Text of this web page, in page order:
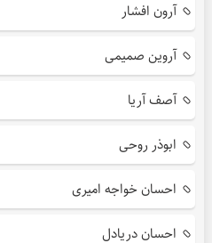
آرون افشار
آروین صمیمی
آصف آریا
ابوذر روحی
احسان خواجه امیری
احسان دریادل